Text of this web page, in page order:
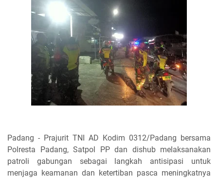
Padang - Prajurit TNI AD Kodim 0312/Padang bersama
Polresta Padang, Satpol PP dan dishub melaksanakan
patroli gabungan sebagai langkah antisipasi untuk
menjaga keamanan dan ketertiban pasca meningkatnya